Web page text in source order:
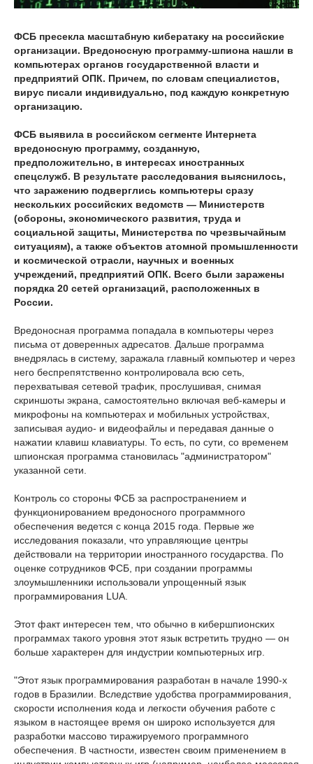
ФСБ пресекла масштабную кибератаку на российские
организации. Вредоносную программу-шпиона нашли в
компьютерах органов государственной власти и
предприятий ОПК. Причем, по словам специалистов,
вирус писали индивидуально, под каждую конкретную
организацию.
ФСБ выявила в российском сегменте Интернета
вредоносную программу, созданную,
предположительно, в интересах иностранных
спецслужб. В результате расследования выяснилось,
что заражению подверглись компьютеры сразу
нескольких российских ведомств — Министерств
(обороны, экономического развития, труда и
социальной защиты, Министерства по чрезвычайным
ситуациям), а также объектов атомной промышленности
и космической отрасли, научных и военных
учреждений, предприятий ОПК. Всего были заражены
порядка 20 сетей организаций, расположенных в
России.
Вредоносная программа попадала в компьютеры через
письма от доверенных адресатов. Дальше программа
внедрялась в систему, заражала главный компьютер и через
него беспрепятственно контролировала всю сеть,
перехватывая сетевой трафик, прослушивая, снимая
скриншоты экрана, самостоятельно включая веб-камеры и
микрофоны на компьютерах и мобильных устройствах,
записывая аудио- и видеофайлы и передавая данные о
нажатии клавиш клавиатуры. То есть, по сути, со временем
шпионская программа становилась "администратором"
указанной сети.
Контроль со стороны ФСБ за распространением и
функционированием вредоносного программного
обеспечения ведется с конца 2015 года. Первые же
исследования показали, что управляющие центры
действовали на территории иностранного государства. По
оценке сотрудников ФСБ, при создании программы
злоумышленники использовали упрощенный язык
программирования LUA.
Этот факт интересен тем, что обычно в кибершпионских
программах такого уровня этот язык встретить трудно — он
больше характерен для индустрии компьютерных игр.
"Этот язык программирования разработан в начале 1990-х
годов в Бразилии. Вследствие удобства программирования,
скорости исполнения кода и легкости обучения работе с
языком в настоящее время он широко используется для
разработки массово тиражируемого программного
обеспечения. В частности, известен своим применением в